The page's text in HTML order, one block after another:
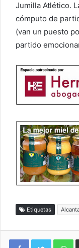
Jumilla Atlético.
cómputo de
(van un puesto
partido
Etiquetas